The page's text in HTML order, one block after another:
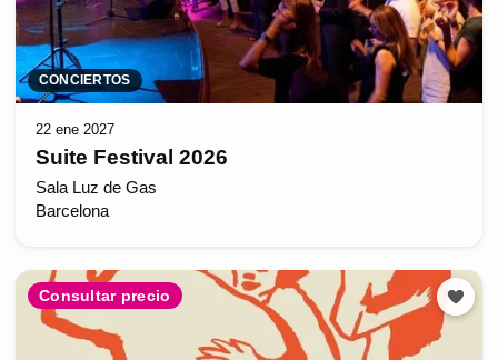
CONCIERTOS
22 ene 2027
Suite Festival 2026
Sala Luz de Gas
Barcelona
Consultar precio